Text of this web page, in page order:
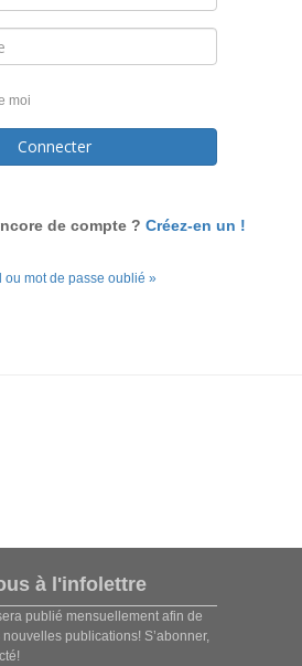
moi
Connecter
de compte ? Créez-en un !
ou mot de passe oublié »
à l'infolettre
publié mensuellement afin de
publications! S’abonner,